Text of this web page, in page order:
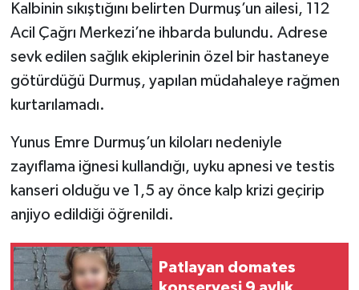
Kalbinin sıkıştığını belirten Durmuş’un ailesi, 112
Acil Çağrı Merkezi’ne ihbarda bulundu. Adrese
sevk edilen sağlık ekiplerinin özel bir hastaneye
götürdüğü Durmuş, yapılan müdahaleye rağmen
kurtarılamadı.
Yunus Emre Durmuş’un kiloları nedeniyle
zayıflama iğnesi kullandığı, uyku apnesi ve testis
kanseri olduğu ve 1,5 ay önce kalp krizi geçirip
anjiyo edildiği öğrenildi.
Patlayan domates
KAHRAMANMARAŞ